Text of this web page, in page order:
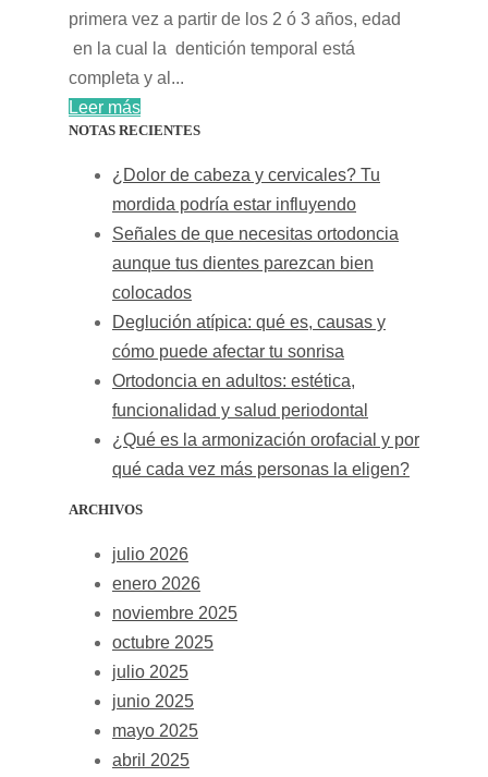
primera vez a partir de los 2 ó 3 años, edad
en la cual la dentición temporal está
completa y al...
Leer más
NOTAS RECIENTES
¿Dolor de cabeza y cervicales? Tu
mordida podría estar influyendo
Señales de que necesitas ortodoncia
aunque tus dientes parezcan bien
colocados
Deglución atípica: qué es, causas y
cómo puede afectar tu sonrisa
Ortodoncia en adultos: estética,
funcionalidad y salud periodontal
¿Qué es la armonización orofacial y por
qué cada vez más personas la eligen?
ARCHIVOS
julio 2026
enero 2026
noviembre 2025
octubre 2025
julio 2025
junio 2025
mayo 2025
abril 2025